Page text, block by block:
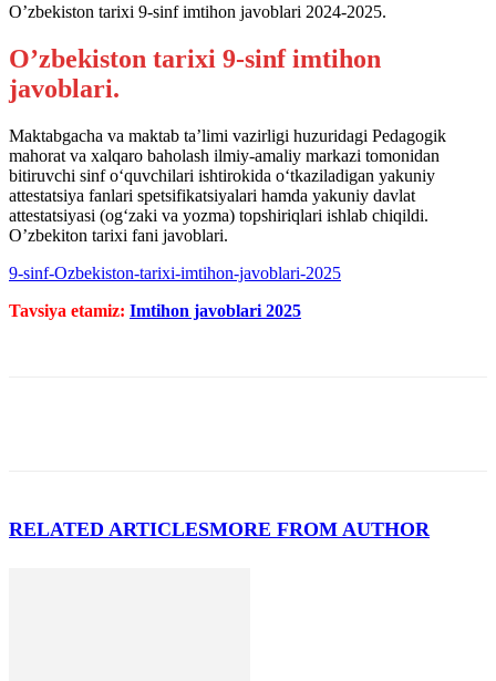
O’zbekiston tarixi 9-sinf imtihon javoblari 2024-2025.
O’zbekiston tarixi 9-sinf imtihon
javoblari.
Maktabgacha va maktab taʼlimi vazirligi huzuridagi Pedagogik
mahorat va xalqaro baholash ilmiy-amaliy markazi tomonidan
bitiruvchi sinf oʻquvchilari ishtirokida oʻtkaziladigan yakuniy
attestatsiya fanlari spetsifikatsiyalari hamda yakuniy davlat
attestatsiyasi (ogʻzaki va yozma) topshiriqlari ishlab chiqildi.
O’zbekiton tarixi fani javoblari.
9-sinf-Ozbekiston-tarixi-imtihon-javoblari-2025
Tavsiya etamiz: Imtihon javoblari 2025
RELATED ARTICLESMORE FROM AUTHOR